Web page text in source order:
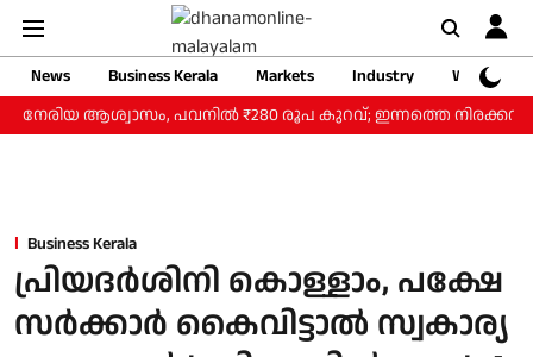
News Business Kerala Markets Industry
Web
ആശ്വാസം, പവനില്‍ ₹280 രൂപ കുറവ്; ഇന്നത്തെ നിരക്കറിയാം
Business Kerala
പ്രിയദര്‍ശിനി കൊള്ളാം, പക്ഷേ
സര്‍ക്കാര്‍ കൈവിട്ടാല്‍ സ്വകാര്യ